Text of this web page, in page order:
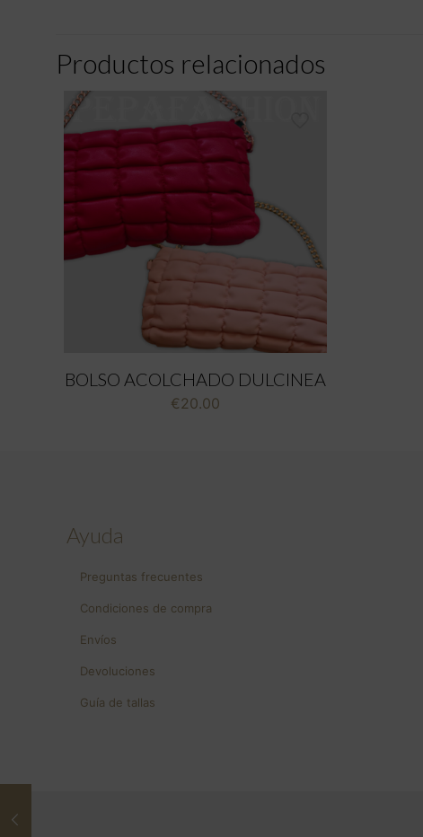
Productos relacionados
BOLSO ACOLCHADO DULCINEA
€20.00
Ayuda
Preguntas frecuentes
Condiciones de compra
Envíos
Devoluciones
Guía de tallas